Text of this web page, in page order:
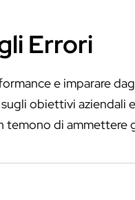
Errori
e imparare
obiettivi aziendali
temono di ammettere